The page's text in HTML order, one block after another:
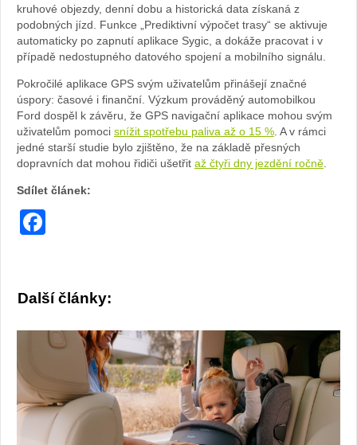
kruhové objezdy, denní dobu a historická data získaná z
podobných jízd. Funkce „Prediktivní výpočet trasy“ se aktivuje
automaticky po zapnutí aplikace Sygic, a dokáže pracovat i v
případě nedostupného datového spojení a mobilního signálu.
Pokročilé aplikace GPS svým uživatelům přinášejí značné
úspory: časové i finanční. Výzkum prováděný automobilkou
Ford dospěl k závěru, že GPS navigační aplikace mohou svým
uživatelům pomoci snížit spotřebu paliva až o 15 % . A v rámci
jedné starší studie bylo zjištěno, že na základě přesných
dopravních dat mohou řidiči ušetřit až čtyři dny jezdění ročně
Sdílet článek:
Další články: